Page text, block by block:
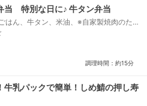
うちのお弁当 特別な日に♪ 牛タン弁当
はん、牛タン、米油、※自家製焼肉のた
椒、ミニトマト、レタス、ちくわ、塩ず
調理時間：約15分
牛乳パックで簡単！しめ鯖の押し寿